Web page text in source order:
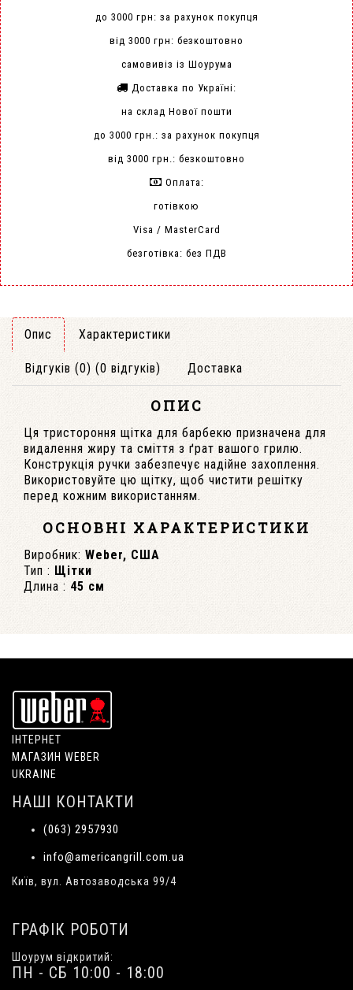
до 3000 грн: за рахунок покупця
від 3000 грн: безкоштовно
самовивіз із Шоурума
Доставка по Україні:
на склад Нової пошти
до 3000 грн.: за рахунок покупця
від 3000 грн.: безкоштовно
Оплата:
готівкою
Visa / MasterCard
безготівка: без ПДВ
Опис Характеристики
Відгуків (0) (0 відгуків) Доставка
ОПИС
Ця тристороння щітка для барбекю призначена для
видалення жиру та сміття з ґрат вашого грилю.
Конструкція ручки забезпечує надійне захоплення.
Використовуйте цю щітку, щоб чистити решітку
перед кожним використанням.
ОСНОВНІ ХАРАКТЕРИСТИКИ
Виробник: Weber, США
Тип : Щітки
Длина : 45 см
ІНТЕРНЕТ
МАГАЗИН WEBER
UKRAINE
НАШІ КОНТАКТИ
(063) 2957930
info@americangrill.com.ua
Київ, вул. Автозаводська 99/4
ГРАФІК РОБОТИ
Шоурум відкритий:
ПН - СБ 10:00 - 18:00